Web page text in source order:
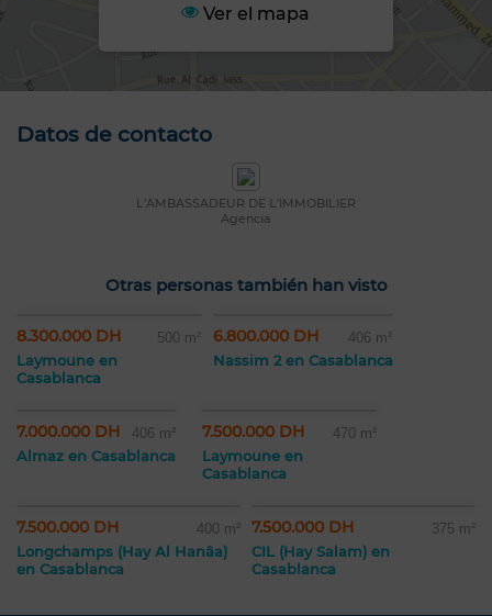
Ver el mapa
Datos de contacto
L'AMBASSADEUR DE L'IMMOBILIER
Agencia
Otras personas también han visto
8.300.000 DH 500 m²
Laymoune en
Casablanca
6.800.000 DH 406 m²
Nassim 2 en Casablanca
7.000.000 DH 406 m²
Almaz en Casablanca
7.500.000 DH 470 m²
Laymoune en
Casablanca
7.500.000 DH 400 m²
Longchamps (Hay Al Hanâa)
en Casablanca
7.500.000 DH 375 m²
CIL (Hay Salam) en
Casablanca